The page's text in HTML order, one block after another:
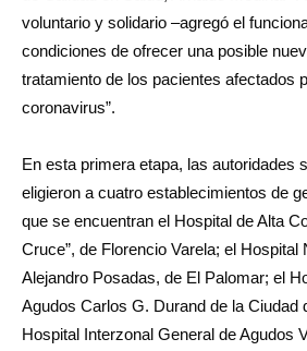
voluntario y solidario –agregó el
condiciones de ofrecer una posible
tratamiento de los pacientes afectados
coronavirus”.
En esta primera etapa, las autoridades
eligieron a cuatro establecimientos de
que se encuentran el Hospital de Alta
Cruce”, de Florencio Varela; el Hospital
Alejandro Posadas, de El Palomar; el
Agudos Carlos G. Durand de la Ciudad
Hospital Interzonal General de Agudos